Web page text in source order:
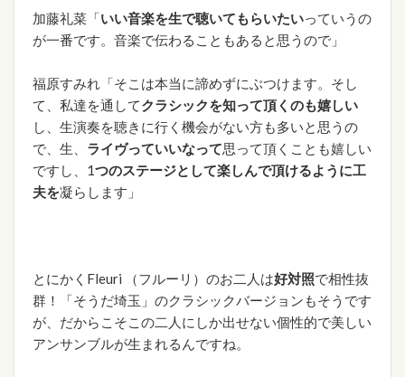
加藤礼菜「いい音楽を生で聴いてもらいたいっていうの
が一番です。音楽で伝わることもあると思うので」
福原すみれ「そこは本当に諦めずにぶつけます。そし
て、私達を通してクラシックを知って頂くのも嬉しい
し、生演奏を聴きに行く機会がない方も多いと思うの
で、生、 ライヴっていいなって思って頂くことも嬉しい
ですし、1つのステージとして楽しんで頂けるように工
夫を凝らします」
とにかくFleuri （フルーリ）のお二人は好対照で相性抜
群！「そうだ埼玉」のクラシックバージョンもそうです
が、だからこそこの二人にしか出せない個性的で美しい
アンサンブルが生まれるんですね。